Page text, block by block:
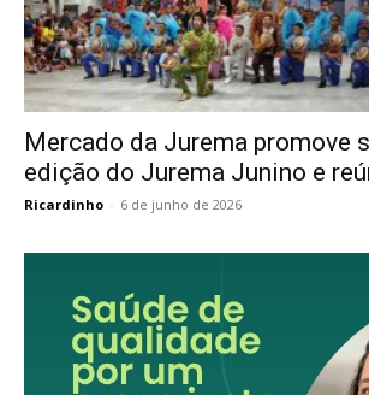
Mercado da Jurema promove
edição do Jurema Junino e
Ricardinho - 6 de junho de 2026